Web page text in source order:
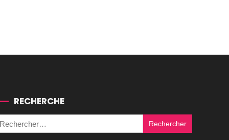
RECHERCHE
Rechercher :